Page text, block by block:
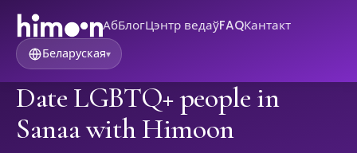
АбБлогЦэнтр ведаўFAQКантакт
Беларуская▾
Date LGBTQ+ people in
Sanaa with Himoon